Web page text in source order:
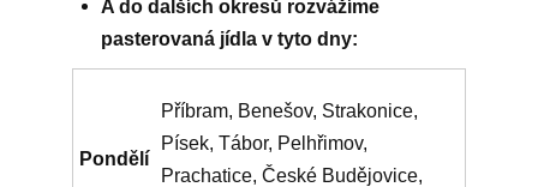
A do dalších okresů rozvážíme
pasterovaná jídla v tyto dny:
Pondělí
Příbram, Benešov, Strakonice,
Písek, Tábor, Pelhřimov,
Prachatice, České Budějovice,